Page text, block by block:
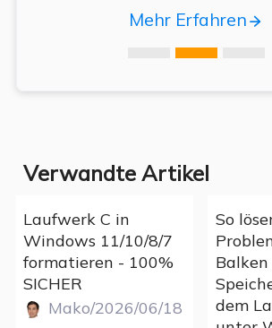
Mehr Erfahren
Verwandte Artikel
Laufwerk C in
Windows 11/10/8/7
formatieren - 100%
SICHER
Mako/2026/06/18
So
dem